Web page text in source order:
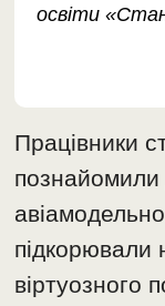
освіти
Працівники
познайомили
підкорювали
віртуозного